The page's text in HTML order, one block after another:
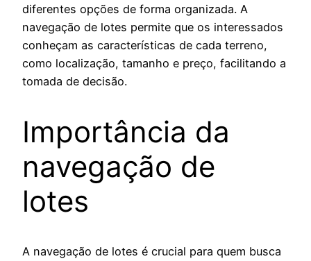
diferentes opções de forma organizada. A
navegação de lotes permite que os interessados
conheçam as características de cada terreno,
como localização, tamanho e preço, facilitando a
tomada de decisão.
Importância da
navegação de
lotes
A navegação de lotes é crucial para quem busca